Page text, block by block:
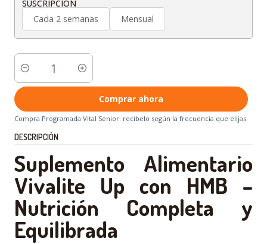
SUSCRIPCIÓN
Cada 2 semanas
Mensual
Cantidad
Comprar ahora
Compra Programada Vital Senior: recíbelo según la frecuencia que elijas.
DESCRIPCIÓN
Suplemento Alimentario
Vivalite Up con HMB –
Nutrición Completa y
Equilibrada